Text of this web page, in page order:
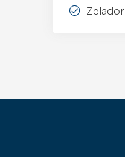
Zelador